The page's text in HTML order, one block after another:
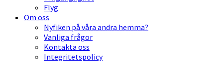
Flyg
Om oss
Nyfiken på våra andra hemma?
Vanliga frågor
Kontakta oss
Integritetspolicy